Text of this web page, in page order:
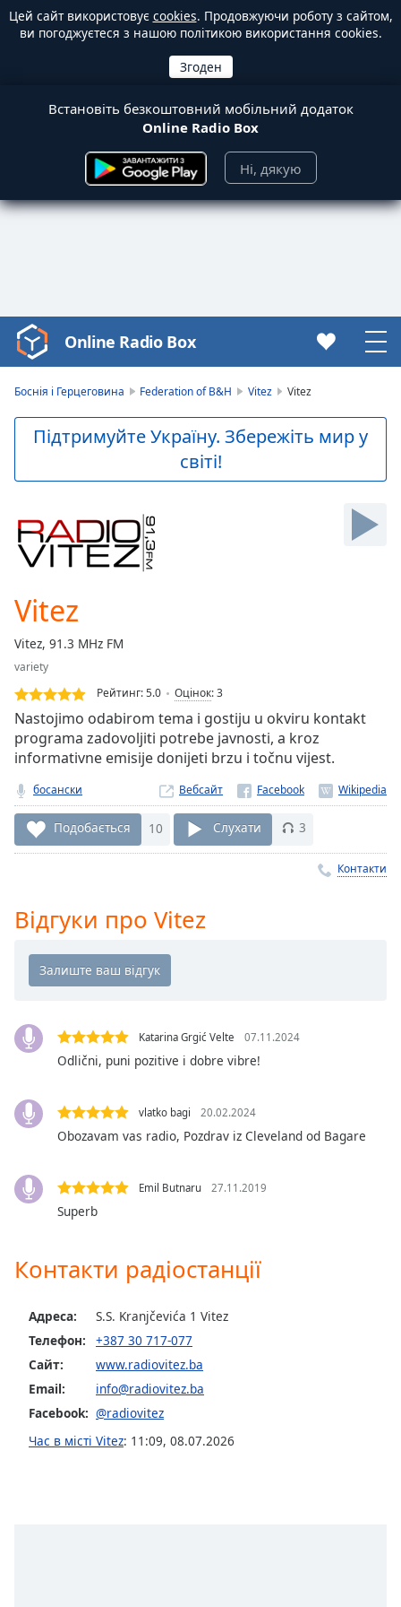
Цей сайт використовує cookies. Продовжуючи роботу з сайтом,
ви погоджуєтеся з нашою політикою використання cookies.
Встановіть безкоштовний мобільний додаток
Online Radio Box
Ні, дякую
Video
Player
Video
Skip
Skip
Forward
Mute
Current
Loaded :
0.00%
Stream
Type
LIVE
live,
currently
live
LIVE
Remaining
Time-
Rate
Chapters
Chapters
Descriptions
descriptions
Subtitles
settings,
opens
subtitles
dialog
subtitles
selected
Track
in-
Online Radio Box
Боснія і Герцеговина Federation of B&H Vitez Vitez
Підтримуйте Україну. Збережіть мир у
світі!
Vitez
Vitez, 91.3 MHz FM
variety
Рейтинг:5.0 Оцінок:3
Nastojimo odabirom tema i gostiju u okviru kontakt
programa zadovoljiti potrebe javnosti, a kroz
informativne emisije donijeti brzu i točnu vijest.
босански Вебсайт
Подобається 10 Слухати 3
Контакти
Відгуки про Vitez
Katarina Grgić Velte 07.11.2024
Odlični, puni pozitive i dobre vibre!
vlatko bagi 20.02.2024
Obozavam vas radio, Pozdrav iz Cleveland od Bagare
Emil Butnaru 27.11.2019
Superb
Контакти радіостанції
Адреса:
S.S. Kranjčevića 1 Vitez
Телефон:
+387 30 717-077
Сайт:
www.radiovitez.ba
Email:
info@radiovitez.ba
Facebook: @radiovitez
Час в місті Vitez: 11:09, 08.07.2026